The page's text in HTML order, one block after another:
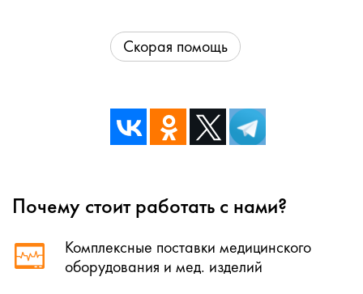
Скорая помощь
Почему стоит работать с нами?
Комплексные поставки медицинского
оборудования и мед. изделий